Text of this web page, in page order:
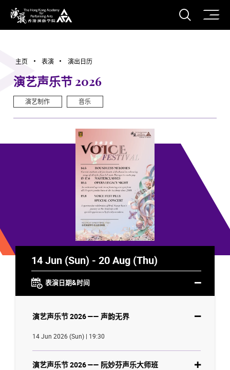
香港演艺学院
打开
主页 表演 演出日历
演艺声乐节 2026
演艺制作 音乐
14 Jun (Sun) - 20 Aug (Thu)
表演日期&时间
演艺声乐节 2026 —— 声韵无界
14 Jun 2026 (Sun) | 19:30
演艺声乐节 2026 —— 阮妙芬声乐大师班